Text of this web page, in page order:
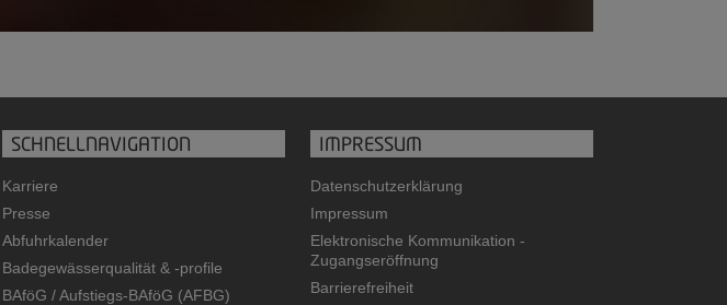
SCHNELLNAVIGATION
Karriere
Presse
Abfuhrkalender
Badegewässerqualität& -profile
BAföG / Aufstiegs-BAföG (AFBG)
IMPRESSUM
Datenschutzerklärung
Impressum
Elektronische Kommunikation -
Zugangseröffnung
Barrierefreiheit